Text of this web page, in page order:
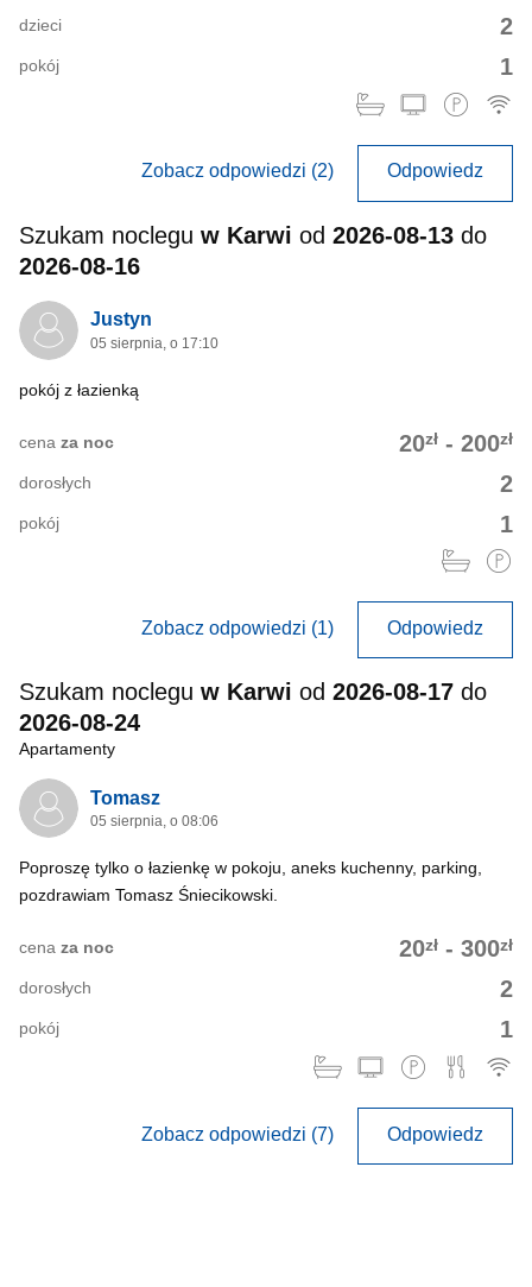
2
dzieci
1
pokój
Zobacz odpowiedzi (2) Odpowiedz
Szukam noclegu w Karwi od 2026-08-13 do
2026-08-16
Justyn
05 sierpnia, o 17:10
pokój z łazienką
20zł - 200zł
cena za noc
2
dorosłych
1
pokój
Zobacz odpowiedzi (1) Odpowiedz
Szukam noclegu w Karwi od 2026-08-17 do
2026-08-24
Apartamenty
Tomasz
05 sierpnia, o 08:06
Poproszę tylko o łazienkę w pokoju, aneks kuchenny, parking,
pozdrawiam Tomasz Śniecikowski.
20zł - 300zł
cena za noc
2
dorosłych
1
pokój
Zobacz odpowiedzi (7) Odpowiedz